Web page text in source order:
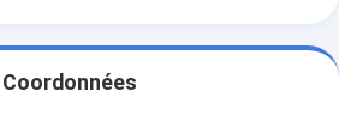
Coordonnées